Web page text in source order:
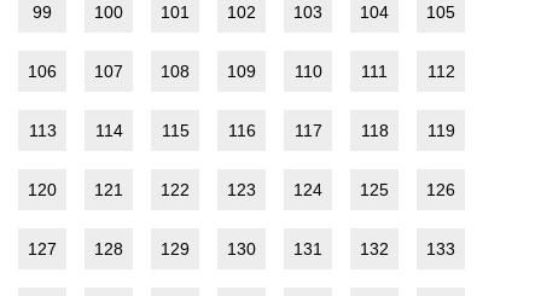
99 100 101 102 103 104 105
106 107 108 109 110 111 112
113 114 115 116 117 118 119
120 121 122 123 124 125 126
127 128 129 130 131 132 133